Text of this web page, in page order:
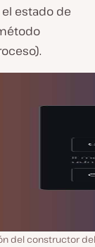
estado de
del constructor